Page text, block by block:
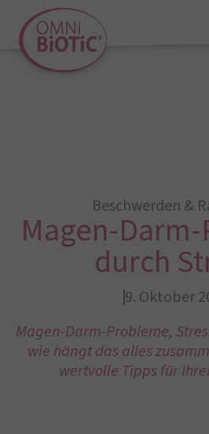
Beschwerden &
Magen-
durch
9. Oktober
Magen-Darm-Probleme,
wie hängt das alles
wertvolle Tipps für